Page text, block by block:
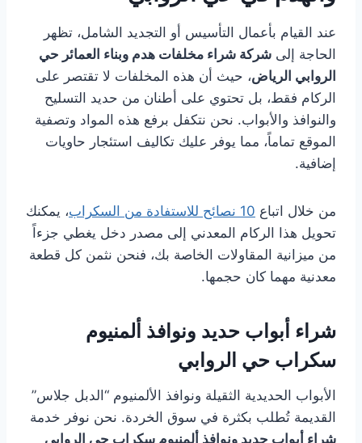
عند القيام بأعمال التأسيس أو التجديد الشامل، تظهر
الحاجة إلى شركة شراء مخلفات هدم وبناء العمائر حي
الروابي الرياض، حيث أن هذه المخلفات لا تقتصر على
الركام فقط، بل تحتوي على أطنان من حديد التسليح
والنوافذ والأبواب. نحن نتكفل برفع هذه المواد وتصفية
الموقع تماماً، مما يوفر عليك تكاليف استئجار حاويات
إضافية.
من خلال اتباع 10 نصائح للاستفادة من السكراب
، يمكنك
تحويل هذا الركام المعدني إلى مصدر دخل يغطي جزءاً
من ميزانية المقاولات الخاصة بك، فنحن نثمن كل قطعة
معدنية مهما كان حجمها.
شراء أبواب حديد ونوافذ ألمنيوم
سكراب حي الروابي
الأبواب الحديدية الثقيلة ونوافذ الألمنيوم “الدبل جلاس”
القديمة تُطلب بكثرة في سوق الخردة. نحن نوفر خدمة
شراء أبواب حديد ونوافذ ألمنيوم سكراب حي الروابي